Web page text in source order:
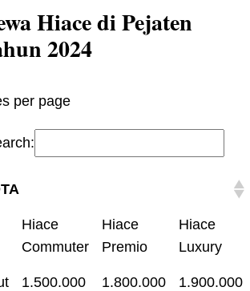
Hiace di Pejaten
2024
per page
Hiace
Commuter
Hiace
Premio
Hiace
Luxury
1.500.000 1.800.000 1.900.000